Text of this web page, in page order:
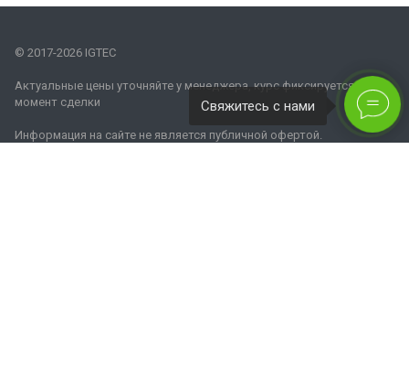
Свяжитесь с нами
© 2017-2026 IGTEC
Актуальные цены уточняйте у менеджера, курс фиксируется на
момент сделки
Информация на сайте не является публичной офертой.